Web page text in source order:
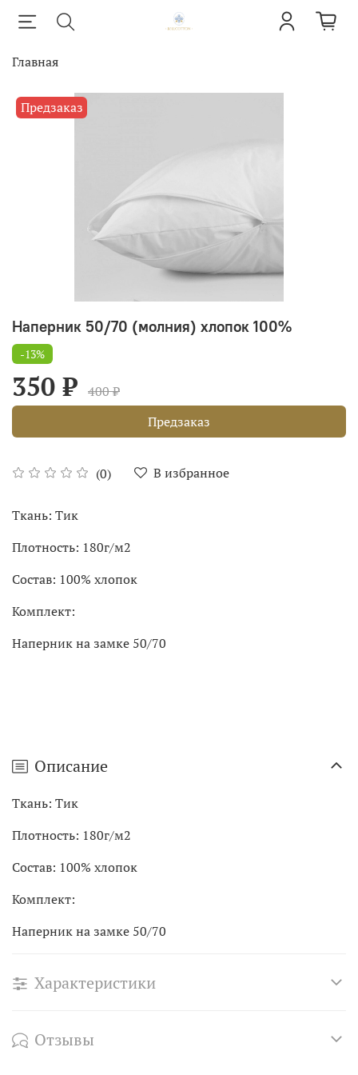
Главная
Предзаказ
Наперник 50/70 (молния) хлопок 100%
(0) В избранное
-13%
350 ₽
400 ₽
Предзаказ
Ткань: Тик
Плотность: 180г/м2
Состав: 100% хлопок
Комплект:
Наперник на замке 50/70
Описание
Ткань: Тик
Плотность: 180г/м2
Состав: 100% хлопок
Комплект:
Наперник на замке 50/70
Характеристики
Отзывы